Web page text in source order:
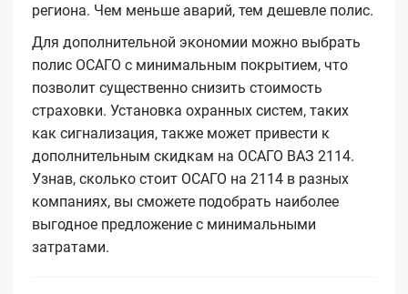
региона. Чем меньше аварий, тем дешевле полис.
Для дополнительной экономии можно выбрать
полис ОСАГО с минимальным покрытием, что
позволит существенно снизить стоимость
страховки. Установка охранных систем, таких
как сигнализация, также может привести к
дополнительным скидкам на ОСАГО ВАЗ 2114.
Узнав, сколько стоит ОСАГО на 2114 в разных
компаниях, вы сможете подобрать наиболее
выгодное предложение с минимальными
затратами.